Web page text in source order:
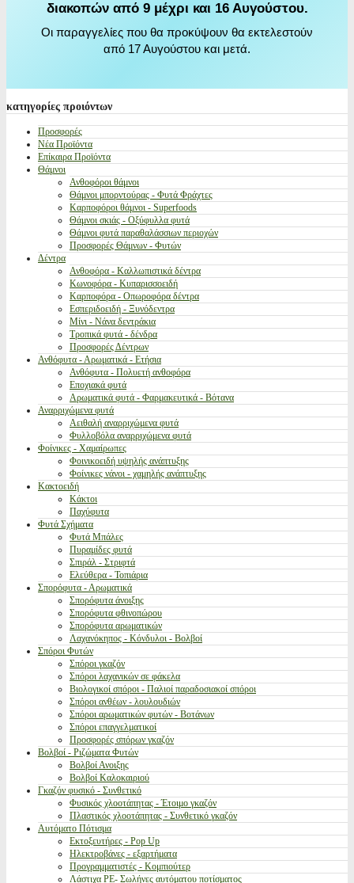
διακοπών από 9 μέχρι και 16 Αυγούστου.
Οι παραγγελίες που θα προκύψουν θα εκτελεστούν
από 17 Αυγούστου και μετά.
κατηγορίες προιόντων
Προσφορές
Νέα Προϊόντα
Επίκαιρα Προϊόντα
Θάμνοι
Ανθοφόροι θάμνοι
Θάμνοι μπορντούρας - Φυτά Φράχτες
Καρποφόροι θάμνοι - Superfoods
Θάμνοι σκιάς - Οξύφυλλα φυτά
Θάμνοι φυτά παραθαλάσσιων περιοχών
Προσφορές Θάμνων - Φυτών
Δέντρα
Ανθοφόρα - Καλλωπιστικά δέντρα
Κωνοφόρα - Κυπαρισσοειδή
Καρποφόρα - Οπωροφόρα δέντρα
Εσπεριδοειδή - Ξυνόδεντρα
Μίνι - Νάνα δεντράκια
Τροπικά φυτά - δένδρα
Προσφορές Δέντρων
Ανθόφυτα - Αρωματικά - Ετήσια
Ανθόφυτα - Πολυετή ανθοφόρα
Εποχιακά φυτά
Αρωματικά φυτά - Φαρμακευτικά - Βότανα
Αναρριχώμενα φυτά
Αειθαλή αναρριχώμενα φυτά
Φυλλοβόλα αναρριχώμενα φυτά
Φοίνικες - Χαμαίρωπες
Φοινικοειδή υψηλής ανάπτυξης
Φοίνικες νάνοι - χαμηλής ανάπτυξης
Κακτοειδή
Κάκτοι
Παχύφυτα
Φυτά Σχήματα
Φυτά Μπάλες
Πυραμίδες φυτά
Σπιράλ - Στριφτά
Ελεύθερα - Τοπιάρια
Σπορόφυτα - Αρωματικά
Σπορόφυτα άνοιξης
Σπορόφυτα φθινοπώρου
Σπορόφυτα αρωματικών
Λαχανόκηπος - Κόνδυλοι - Βολβοί
Σπόροι Φυτών
Σπόροι γκαζόν
Σπόροι λαχανικών σε φάκελα
Βιολογικοί σπόροι - Παλιοί παραδοσιακοί σπόροι
Σπόροι ανθέων - λουλουδιών
Σπόροι αρωματικών φυτών - Βοτάνων
Σπόροι επαγγελματικοί
Προσφορές σπόρων γκαζόν
Βολβοί - Ριζώματα Φυτών
Βολβοί Ανοιξης
Βολβοί Καλοκαιριού
Γκαζόν φυσικό - Συνθετικό
Φυσικός χλοοτάπητας - Έτοιμο γκαζόν
Πλαστικός χλοοτάπητας - Συνθετικό γκαζόν
Αυτόματο Πότισμα
Εκτοξευτήρες - Pop Up
Ηλεκτροβάνες - εξαρτήματα
Προγραμματιστές - Κομπιούτερ
Λάστιχα PE- Σωλήνες αυτόματου ποτίσματος